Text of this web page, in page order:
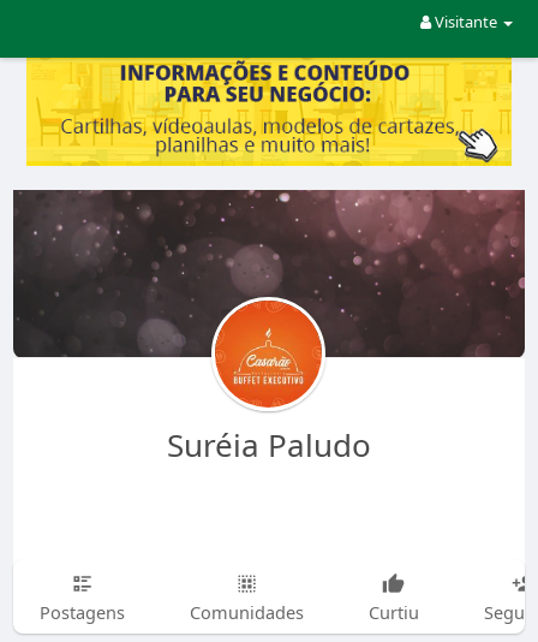
Visitante
Suréia Paludo
Postagens Comunidades Curtiu